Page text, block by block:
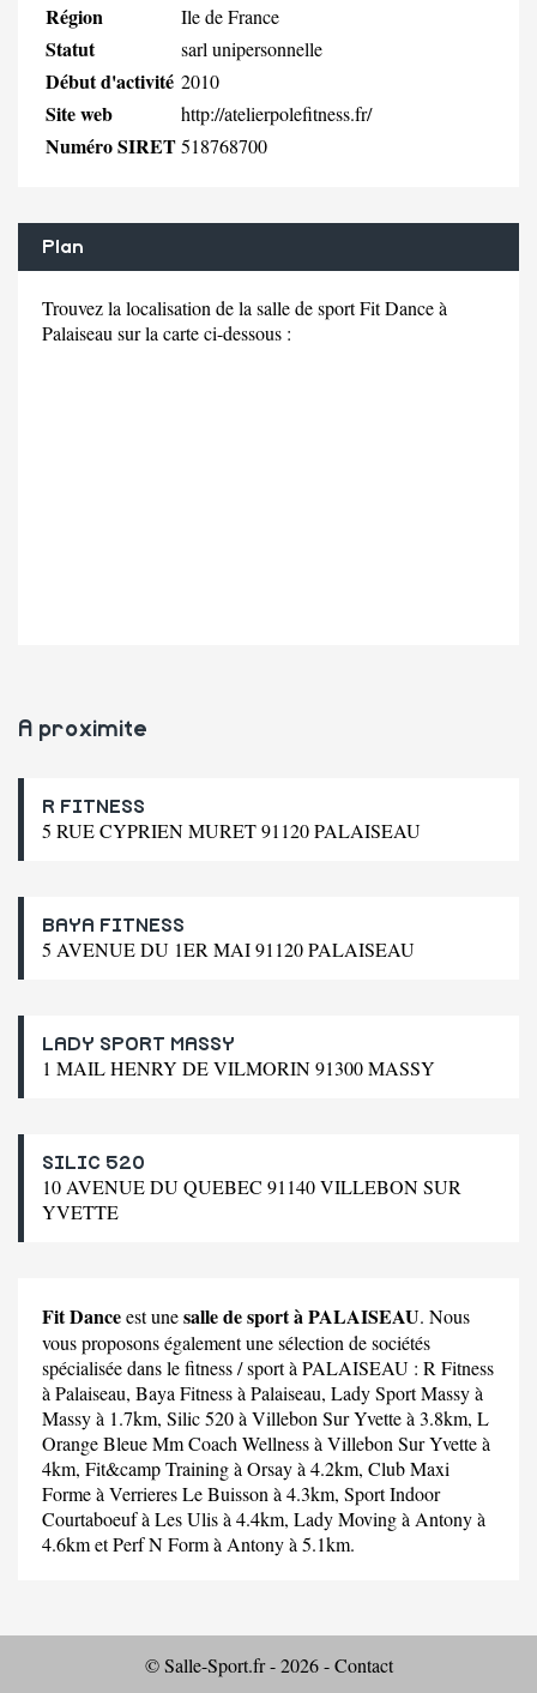
Région Ile de France
Statut sarl unipersonnelle
Début d'activité 2010
Site web http://atelierpolefitness.fr/
Numéro SIRET518768700
Plan
Trouvez la localisation de la salle de sport Fit Dance à
Palaiseau sur la carte ci-dessous :
A proximite
R FITNESS
5 RUE CYPRIEN MURET 91120 PALAISEAU
BAYA FITNESS
5 AVENUE DU 1ER MAI 91120 PALAISEAU
LADY SPORT MASSY
1 MAIL HENRY DE VILMORIN 91300 MASSY
SILIC 520
10 AVENUE DU QUEBEC 91140 VILLEBON SUR
YVETTE
Fit Danceest unesalle de sport à PALAISEAU. Nous
vous proposons également une sélection de sociétés
spécialisée dans le fitness / sport à PALAISEAU : R Fitness
à Palaiseau, Baya Fitnessà Palaiseau, Lady Sport Massyà
Massy à 1.7km, Silic 520à Villebon Sur Yvette à 3.8km, L
Orange Bleue Mm Coach Wellnessà Villebon Sur Yvette à
4km, Fit&camp Trainingà Orsay à 4.2km, Club Maxi
Formeà Verrieres Le Buisson à 4.3km, Sport Indoor
Courtaboeufà Les Ulis à 4.4km, Lady Movingà Antony à
4.6km etPerf N Formà Antony à 5.1km.
© Salle-Sport.fr - 2026 -Contact